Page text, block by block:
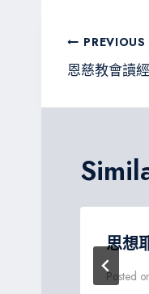
ok
文
章
導
PREVIOUS
恩慈教會讀
思想
Posted